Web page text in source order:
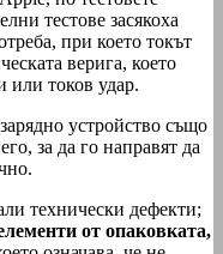
тестове засякоха
при което токът
верига, което
или токов удар.
устройство също
за да го направят да
технически дефекти;
от опаковката,